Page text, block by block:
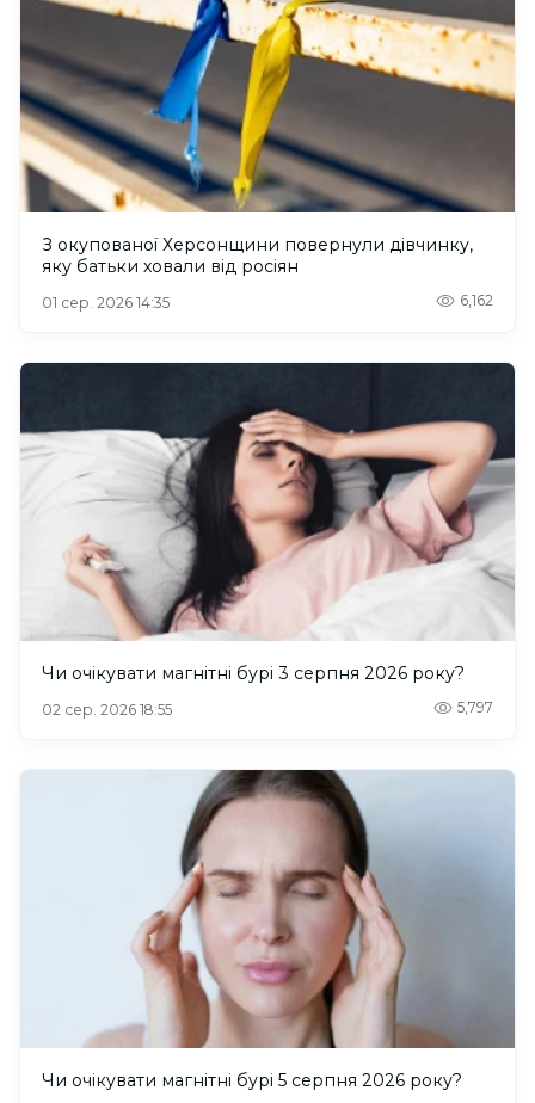
З окупованої Херсонщини повернули дівчинку,
яку батьки ховали від росіян
01 сер. 2026 14:35 6,162
Чи очікувати магнітні бурі 3 серпня 2026 року?
02 сер. 2026 18:55 5,797
Чи очікувати магнітні бурі 5 серпня 2026 року?